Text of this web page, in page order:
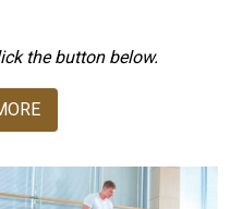
the button below.